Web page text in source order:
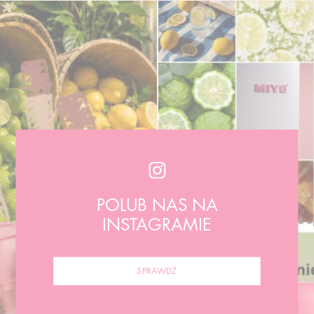
POLUB NAS NA
INSTAGRAMIE
SPRAWDŹ